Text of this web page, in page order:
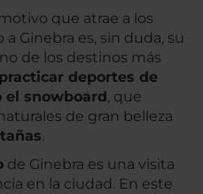
que atrae a los
Ginebra es, sin duda, su
de los destinos más
practicar deportes de
el snowboard , que
de gran belleza
.
de Ginebra es una visita
en la ciudad. En este